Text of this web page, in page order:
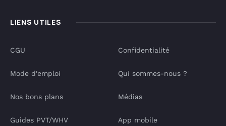
LIENS UTILES
CGU
Mode d'emploi
Nos bons plans
Guides PVT/WHV
Confidentialité
Qui sommes-nous ?
Médias
App mobile